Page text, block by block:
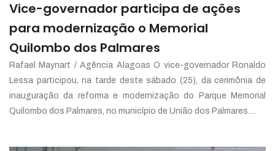
Vice-governador participa de ações
para modernização o Memorial
Quilombo dos Palmares
Rafael Maynart / Agência Alagoas O vice-governador Ronaldo
Lessa participou, na tarde deste sábado (25), da cerimônia de
inauguração da reforma e modernização do Parque Memorial
Quilombo dos Palmares, no município de União dos Palmares....